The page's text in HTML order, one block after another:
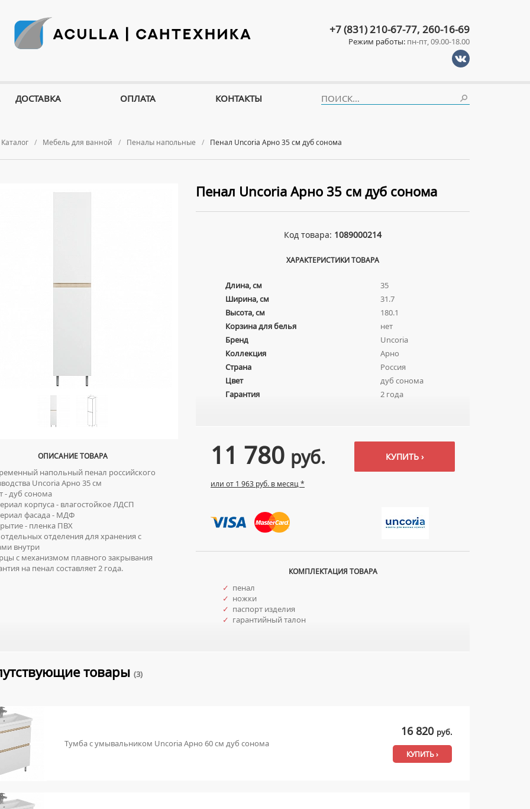
Каталог Мебель для ванной Пеналы напольные Пенал Uncoria Арно 35 см дуб сонома
ОПИСАНИЕ ТОВАРА
напольный пенал российского
Uncoria Арно 35 см
- дуб сонома
корпуса - влагостойкое ЛДСП
фасада - МДФ
- пленка ПВХ
отделения для хранения с
внутри
с механизмом плавного закрывания
на пенал составляет 2 года.
Пенал Uncoria Арно 35 см дуб сонома
Код товара: 1089000214
ХАРАКТЕРИСТИКИ ТОВАРА
Длина, см
35
Ширина, см
31.7
Высота, см
180.1
Корзина для белья
нет
Бренд
Uncoria
Коллекция
Арно
Страна
Россия
Цвет
дуб сонома
Гарантия
2 года
11 780 руб.
или от 1 963 руб. в месяц *
КУПИТЬ ›
КОМПЛЕКТАЦИЯ ТОВАРА
✓ пенал
✓ ножки
✓ паспорт изделия
✓ гарантийный талон
товары (3)
Тумба с умывальником Uncoria Арно 60 см дуб сонома
16 820 руб.
КУПИТЬ ›
+7 (831) 210-67-77, 260-16-69
Режим работы: пн-пт, 09.00-18.00
ДОСТАВКА ОПЛАТА КОНТАКТЫ